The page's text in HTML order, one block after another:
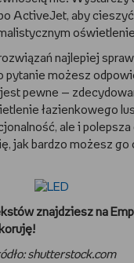
ActiveJet, aby
najlepiej
pytanie możesz
pewne —
łazienkowego
ale i polepsza
jak bardzo możesz
znajdziesz na
shutterstock.com